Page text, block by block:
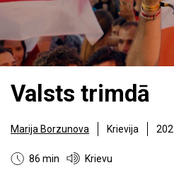
Valsts trimdā
Marija Borzunova Krievija
86 min Krievu